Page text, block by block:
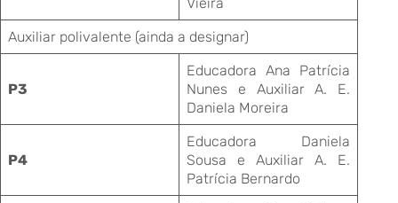
Auxiliar polivalente (ainda a designar)
P3
Educadora Ana Patrícia
Nunes e Auxiliar A. E.
Daniela Moreira
P4
Educadora Daniela
Sousa e Auxiliar A. E.
Patrícia Bernardo